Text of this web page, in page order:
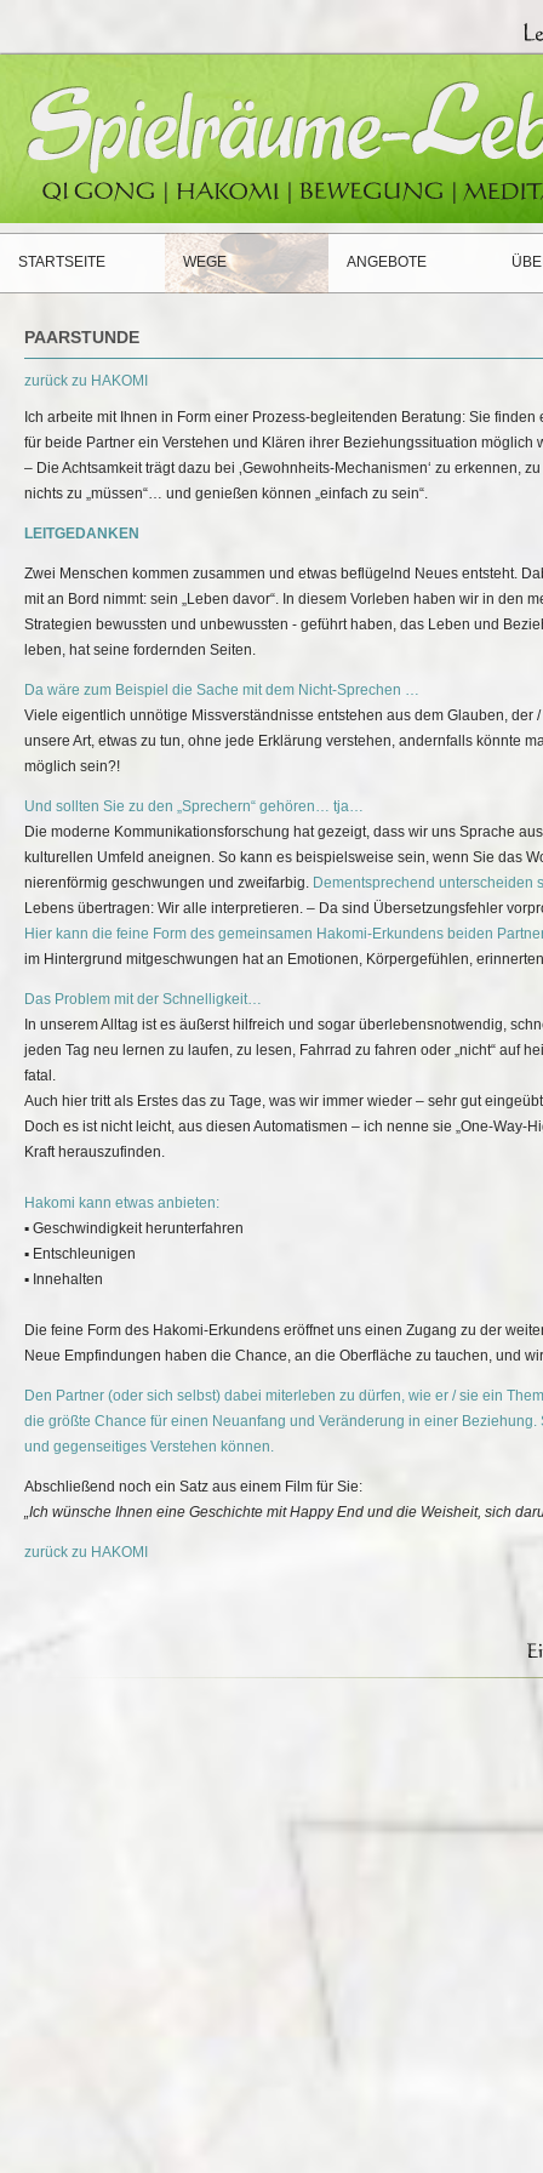
STARTSEITE WEGE ANGEBOTE
PAARSTUNDE
zurück zu HAKOMI
Ich arbeite mit Ihnen in Form einer Prozess-begleitenden Beratung: Sie
für beide Partner ein Verstehen und Klären ihrer Beziehungssituation
– Die Achtsamkeit trägt dazu bei ‚Gewohnheits-Mechanismen‘ zu
nichts zu „müssen“… und genießen können „einfach zu sein“.
LEITGEDANKEN
Zwei Menschen kommen zusammen und etwas beflügelnd Neues entsteht.
mit an Bord nimmt: sein „Leben davor“. In diesem Vorleben haben wir in
Strategien bewussten und unbewussten - geführt haben, das Leben und
leben, hat seine fordernden Seiten.
Da wäre zum Beispiel die Sache mit dem Nicht-Sprechen …
Viele eigentlich unnötige Missverständnisse entstehen aus dem Glauben,
unsere Art, etwas zu tun, ohne jede Erklärung verstehen, andernfalls könnte
möglich sein?!
Und sollten Sie zu den „Sprechern“ gehören… tja…
Die moderne Kommunikationsforschung hat gezeigt, dass wir uns Sprache
kulturellen Umfeld aneignen. So kann es beispielsweise sein, wenn Sie das
nierenförmig geschwungen und zweifarbig. Dementsprechend unterscheiden
Lebens übertragen: Wir alle interpretieren. – Da sind Übersetzungsfehler
Hier kann die feine Form des gemeinsamen Hakomi-Erkundens beiden
im Hintergrund mitgeschwungen hat an Emotionen, Körpergefühlen,
Das Problem mit der Schnelligkeit…
In unserem Alltag ist es äußerst hilfreich und sogar überlebensnotwendig,
jeden Tag neu lernen zu laufen, zu lesen, Fahrrad zu fahren oder „nicht“ auf
fatal.
Auch hier tritt als Erstes das zu Tage, was wir immer wieder – sehr gut
Doch es ist nicht leicht, aus diesen Automatismen – ich nenne sie „One-Way-
Kraft herauszufinden.
Hakomi kann etwas anbieten:
▪ Geschwindigkeit herunterfahren
▪ Entschleunigen
▪ Innehalten
Die feine Form des Hakomi-Erkundens eröffnet uns einen Zugang zu der
Neue Empfindungen haben die Chance, an die Oberfläche zu tauchen, und
Den Partner (oder sich selbst) dabei miterleben zu dürfen, wie er / sie ein
die größte Chance für einen Neuanfang und Veränderung in einer
und gegenseitiges Verstehen können.
Abschließend noch ein Satz aus einem Film für Sie:
„Ich wünsche Ihnen eine Geschichte mit Happy End und die Weisheit, sich
zurück zu HAKOMI